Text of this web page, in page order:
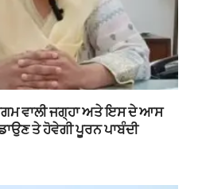
ਵਾਲੀ ਜਗ੍ਹਾ ਅਤੇ ਇਸ ਦੇ ਆਸ
ਤੇ ਹੋਵੇਗੀ ਪੂਰਨ ਪਾਬੰਦੀ